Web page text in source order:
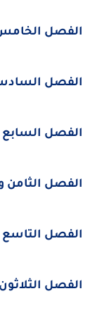
الفصل
الفصل
الفصل
الفصل الثامن
الفصل
الفصل